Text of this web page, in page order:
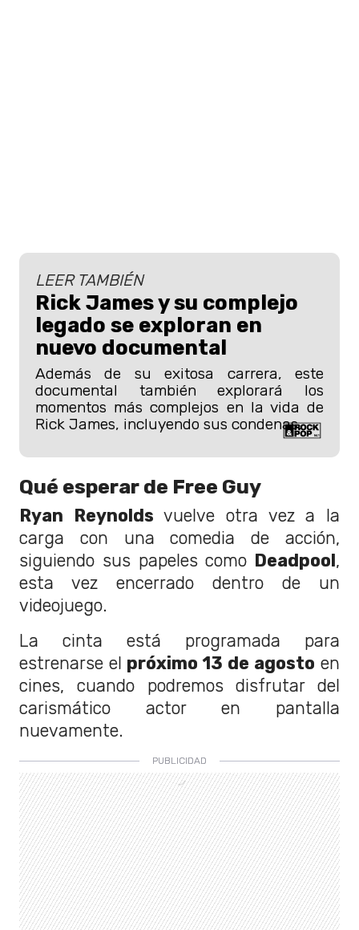
LEER TAMBIÉN
Rick James y su complejo
legado se exploran en
nuevo documental
Además de su exitosa carrera, este
documental también explorará los
momentos más complejos en la vida de
Rick James, incluyendo sus condenas.
Qué esperar de Free Guy
Ryan Reynolds vuelve otra vez a la
carga con una comedia de acción,
siguiendo sus papeles como Deadpool,
esta vez encerrado dentro de un
videojuego.
La cinta está programada para
estrenarse el próximo 13 de agosto en
cines, cuando podremos disfrutar del
carismático actor en pantalla
nuevamente.